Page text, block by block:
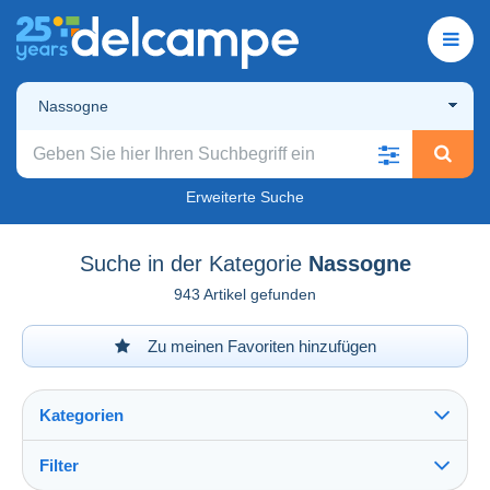
Nassogne
Erweiterte Suche
Suche in der Kategorie Nassogne
943 Artikel gefunden
Zu meinen Favoriten hinzufügen
Kategorien
Filter